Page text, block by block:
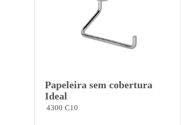
Papeleira sem cobertura
Ideal
4300 C10